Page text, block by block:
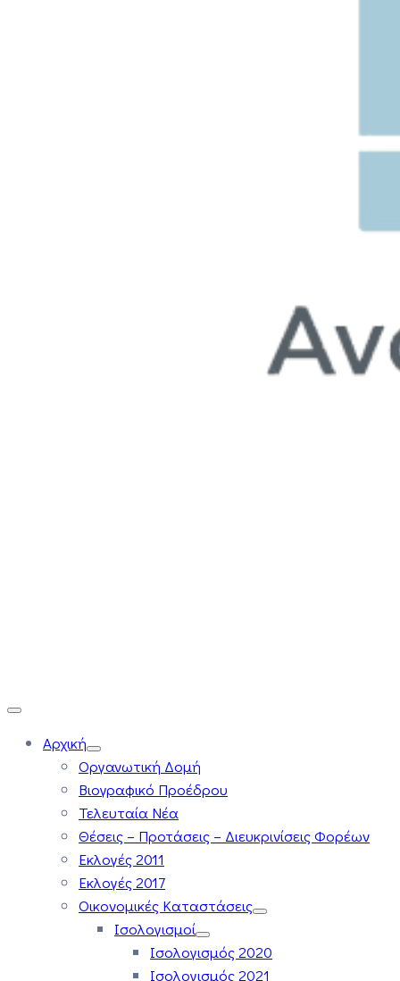
Αρχική
Οργανωτική Δομή
Βιογραφικό Προέδρου
Τελευταία Νέα
Θέσεις – Προτάσεις – Διευκρινίσεις Φορέων
Εκλογές 2011
Εκλογές 2017
Οικονομικές Καταστάσεις
Ισολογισμοί
Ισολογισμός 2020
Ισολογισμός 2021